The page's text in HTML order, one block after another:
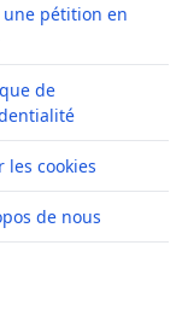
une pétition en
de
les cookies
de nous